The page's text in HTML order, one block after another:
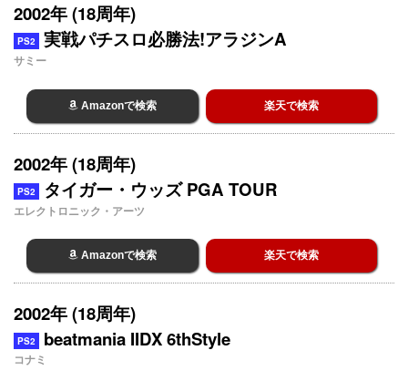
2002年 (18周年)
PS2 実戦パチスロ必勝法!アラジンA
サミー
Amazonで検索 楽天で検索
2002年 (18周年)
PS2 タイガー・ウッズ PGA TOUR
エレクトロニック・アーツ
Amazonで検索 楽天で検索
2002年 (18周年)
PS2 beatmania IIDX 6thStyle
コナミ